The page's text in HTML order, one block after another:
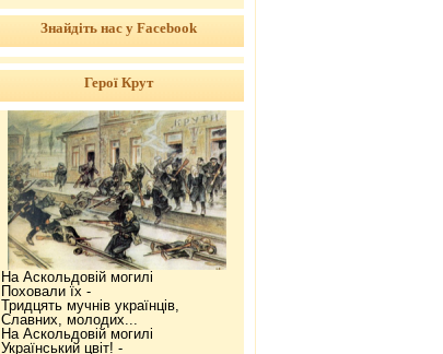
Знайдіть нас у Facebook
Герої Крут
На Аскольдовій могилі
Поховали їх -
Тридцять мучнів українців,
Славних, молодих...
На Аскольдовій могилі
Український цвіт! -